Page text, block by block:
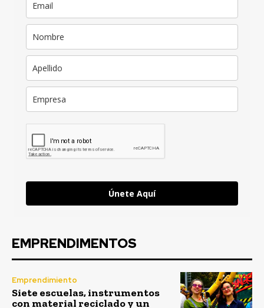
Únete Aquí
EMPRENDIMENTOS
Emprendimiento
Siete escuelas, instrumentos
con material reciclado y un